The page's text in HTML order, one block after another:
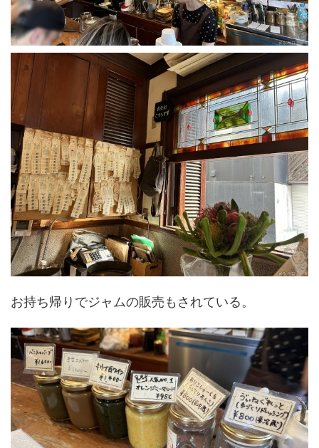
お持ち帰りでジャムの販売もされている。